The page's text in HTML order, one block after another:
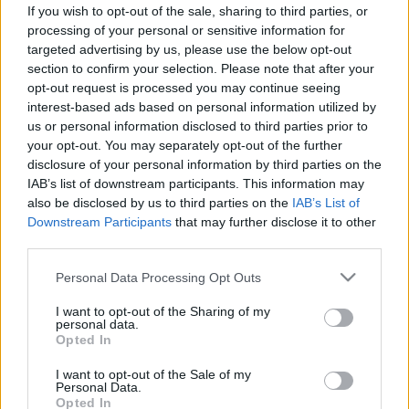
If you wish to opt-out of the sale, sharing to third parties, or
processing of your personal or sensitive information for
targeted advertising by us, please use the below opt-out
section to confirm your selection. Please note that after your
opt-out request is processed you may continue seeing
interest-based ads based on personal information utilized by
us or personal information disclosed to third parties prior to
your opt-out. You may separately opt-out of the further
disclosure of your personal information by third parties on the
IAB’s list of downstream participants. This information may
also be disclosed by us to third parties on the IAB’s List of
Downstream Participants that may further disclose it to other
Please note that this website/app uses one or more Google
not limited to your visit or usage behaviour. You may click to
grant or deny consent to Google and its third-party tags to
use your data for below specified purposes in below Google
consent section.
Personal Data Processing Opt Outs
I want to opt-out of the Sharing of my
personal data.
Opted In
I want to opt-out of the Sale of my
Personal Data.
Opted In
hét